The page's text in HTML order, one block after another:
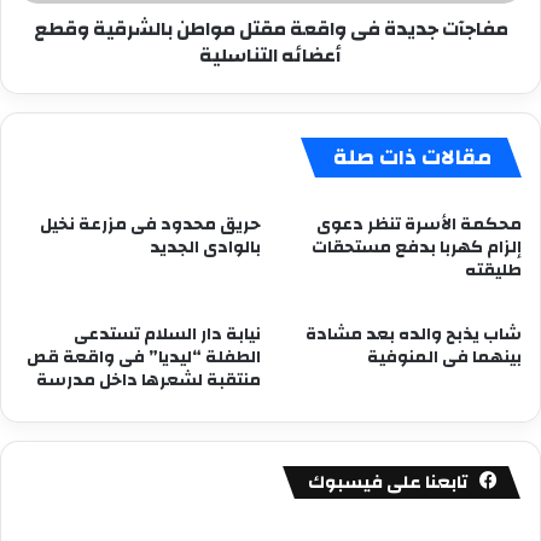
التناسلية
مفاجآت جديدة فى واقعة مقتل مواطن بالشرقية وقطع
أعضائه التناسلية
مقالات ذات صلة
محكمة اﻷسرة تنظر دعوى
إلزام كهربا بدفع مستحقات
طليقته
حريق محدود فى مزرعة نخيل
بالوادى الجديد
شاب يذبح والده بعد مشادة
بينهما فى المنوفية
نيابة دار السلام تستدعى
الطفلة “ليديا” فى واقعة قص
منتقبة لشعرها داخل مدرسة
تابعنا على فيسبوك